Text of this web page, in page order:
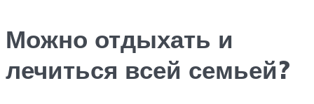
Можно отдыхать и
лечиться всей семьей?